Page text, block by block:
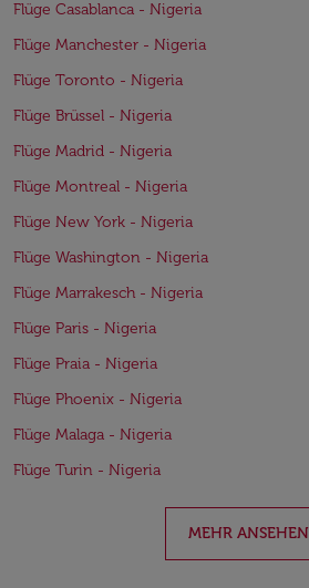
Flüge Casablanca - Nigeria
Flüge Manchester - Nigeria
Flüge Toronto - Nigeria
Flüge Brüssel - Nigeria
Flüge Madrid - Nigeria
Flüge Montreal - Nigeria
Flüge New York - Nigeria
Flüge Washington - Nigeria
Flüge Marrakesch - Nigeria
Flüge Paris - Nigeria
Flüge Praia - Nigeria
Flüge Phoenix - Nigeria
Flüge Malaga - Nigeria
Flüge Turin - Nigeria
MEHR ANSEHEN